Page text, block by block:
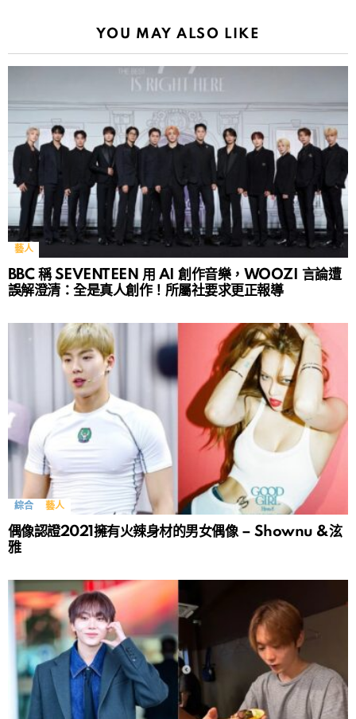
YOU MAY ALSO LIKE
藝人
BBC 稱 SEVENTEEN 用 AI 創作音樂，WOOZI 言論遭
誤解澄清：全是真人創作！所屬社要求更正報導
綜合 藝人
偶像認證2021擁有火辣身材的男女偶像 – Shownu &泫
雅